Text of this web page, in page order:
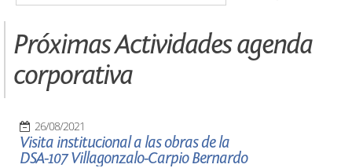
Próximas Actividades agenda
corporativa
26/08/2021
Visita institucional a las obras de la
DSA-107 Villagonzalo-Carpio Bernardo